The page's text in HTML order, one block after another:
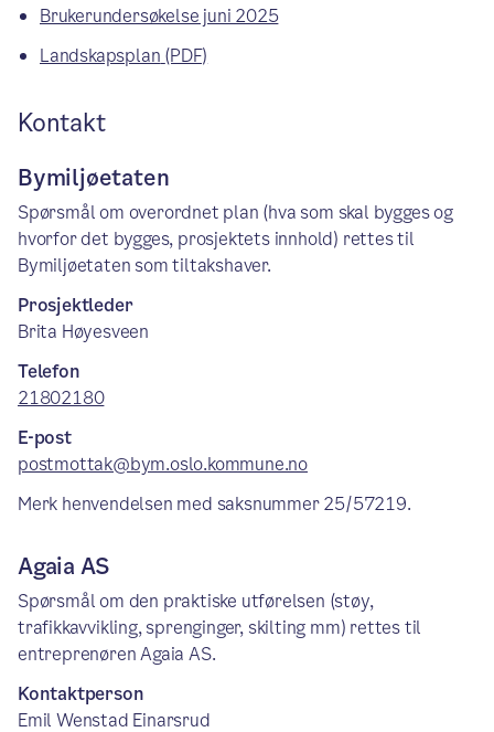
Brukerundersøkelse juni 2025
Landskapsplan (PDF)
Kontakt
Bymiljøetaten
Spørsmål om overordnet plan (hva som skal bygges og
hvorfor det bygges, prosjektets innhold) rettes til
Bymiljøetaten som tiltakshaver.
Prosjektleder
Brita Høyesveen
Telefon
21802180
E-post
postmottak@bym.oslo.kommune.no
Merk henvendelsen med saksnummer 25/57219.
Agaia AS
Spørsmål om den praktiske utførelsen (støy,
trafikkavvikling, sprenginger, skilting mm) rettes til
entreprenøren Agaia AS.
Kontaktperson
Emil Wenstad Einarsrud